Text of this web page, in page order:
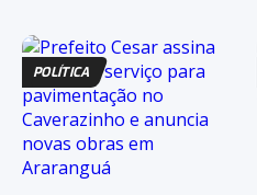
POLÍTICA